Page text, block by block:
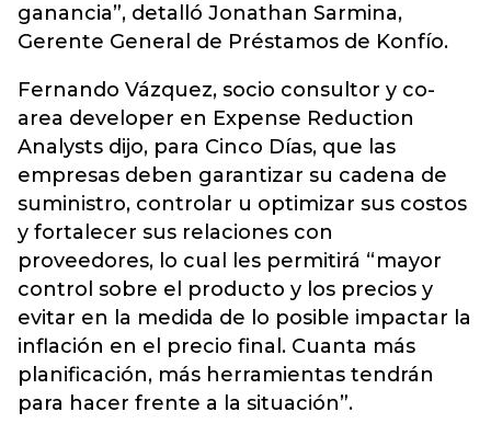
ganancia”, detalló Jonathan Sarmina,
Gerente General de Préstamos de Konfío.
Fernando Vázquez, socio consultor y co-
area developer en Expense Reduction
Analysts dijo, para Cinco Días, que las
empresas deben garantizar su cadena de
suministro, controlar u optimizar sus costos
y fortalecer sus relaciones con
proveedores, lo cual les permitirá “mayor
control sobre el producto y los precios y
evitar en la medida de lo posible impactar la
inflación en el precio final. Cuanta más
planificación, más herramientas tendrán
para hacer frente a la situación”.